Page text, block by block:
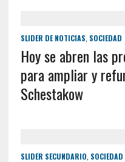
SLIDER DE NOTICIAS SOCIEDAD
Hoy se abren las
para ampliar y
Schestakow
SLIDER SECUNDARIO SOCIEDAD